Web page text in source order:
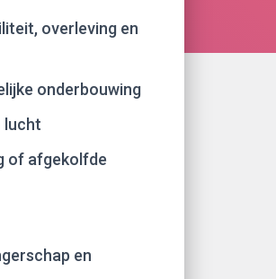
overleving en
onderbouwing
lucht
of afgekolfde
en